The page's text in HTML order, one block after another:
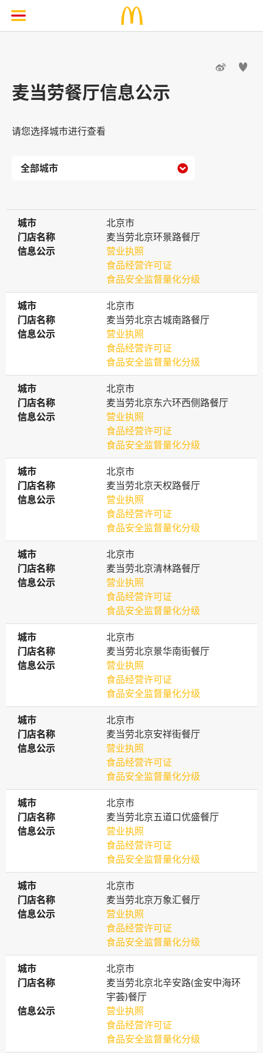
 
麦当劳餐厅信息公示
请您选择城市进行查看

城市
城市
北京市
门店名称
门店名称
麦当劳北京环景路餐厅
信息公示
信息公示
营业执照
食品经营许可证
食品安全监督量化分级
城市
城市
北京市
门店名称
门店名称
麦当劳北京古城南路餐厅
信息公示
信息公示
营业执照
食品经营许可证
食品安全监督量化分级
城市
城市
北京市
门店名称
门店名称
麦当劳北京东六环西侧路餐厅
信息公示
信息公示
营业执照
食品经营许可证
食品安全监督量化分级
城市
城市
北京市
门店名称
门店名称
麦当劳北京天权路餐厅
信息公示
信息公示
营业执照
食品经营许可证
食品安全监督量化分级
城市
城市
北京市
门店名称
门店名称
麦当劳北京清林路餐厅
信息公示
信息公示
营业执照
食品经营许可证
食品安全监督量化分级
城市
城市
北京市
门店名称
门店名称
麦当劳北京景华南街餐厅
信息公示
信息公示
营业执照
食品经营许可证
食品安全监督量化分级
城市
城市
北京市
门店名称
门店名称
麦当劳北京安祥街餐厅
信息公示
信息公示
营业执照
食品经营许可证
食品安全监督量化分级
城市
城市
北京市
门店名称
门店名称
麦当劳北京五道口优盛餐厅
信息公示
信息公示
营业执照
食品经营许可证
食品安全监督量化分级
城市
城市
北京市
门店名称
门店名称
麦当劳北京万象汇餐厅
信息公示
信息公示
营业执照
食品经营许可证
食品安全监督量化分级
城市
城市
北京市
门店名称
门店名称
麦当劳北京北辛安路(金安中海环
宇荟)餐厅
信息公示
信息公示
营业执照
食品经营许可证
食品安全监督量化分级